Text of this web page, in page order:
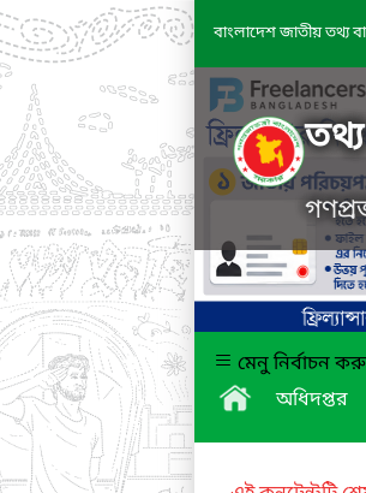
বাংলাদেশ জাতীয় তথ্য
মেনু নির্বাচন
অধিদপ্তর